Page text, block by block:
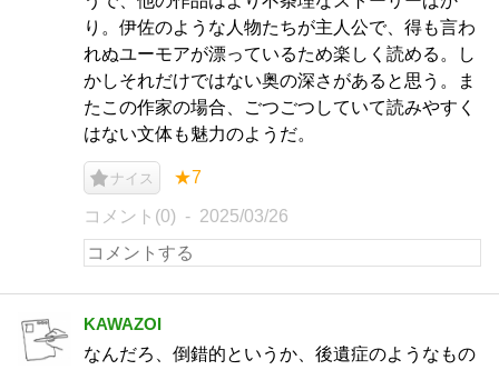
り。伊佐のような人物たちが主人公で、得も言わ
れぬユーモアが漂っているため楽しく読める。し
かしそれだけではない奥の深さがあると思う。ま
たこの作家の場合、ごつごつしていて読みやすく
はない文体も魅力のようだ。
ナイス ★7
コメント(0) 2025/03/26
KAWAZOI
なんだろ、倒錯的というか、後遺症のようなもの